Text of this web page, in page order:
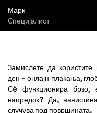
Марк
Специјалист
Замислете да користите
ден - онлајн плаќања,
Сè функционира брзо,
напредок? Да,
случува под површината.